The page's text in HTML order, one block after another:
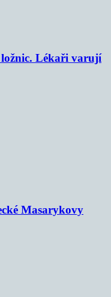
Lékaři varují
Masarykovy